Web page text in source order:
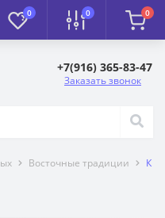
0 0 0
+7(916) 365-83-47
Заказать звонок
Восточные традиции К